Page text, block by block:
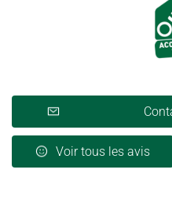
Voir tous les avis